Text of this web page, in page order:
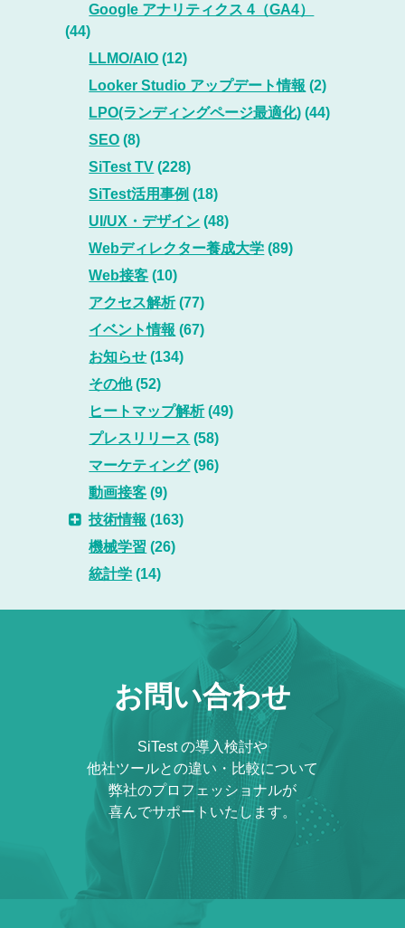
Google アナリティクス 4（GA4）
(44)
LLMO/AIO (12)
Looker Studio アップデート情報 (2)
LPO(ランディングページ最適化) (44)
SEO (8)
SiTest TV (228)
SiTest活用事例 (18)
UI/UX・デザイン (48)
Webディレクター養成大学 (89)
Web接客 (10)
アクセス解析(77)
イベント情報 (67)
お知らせ (134)
その他(52)
ヒートマップ解析(49)
プレスリリース (58)
マーケティング(96)
動画接客 (9)
技術情報 (163)
機械学習 (26)
統計学 (14)
お問い合わせ
SiTest の導入検討や
他社ツールとの違い・比較について
弊社のプロフェッショナルが
喜んでサポートいたします。